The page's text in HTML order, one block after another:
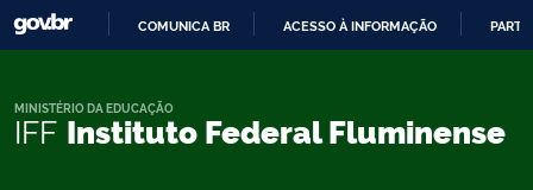
CONTEÚDO
COMUNICA BR ACESSO À INFORMAÇÃO
IFF Instituto Federal Fluminense
MINISTÉRIO DA EDUCAÇÃO